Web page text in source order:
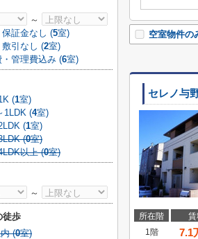
空室物件の
セレノ与
所在階 賃
1階
7.1
～
保証金なし (5室)
敷引なし (2室)
・管理費込み (6室)
(1室)
1LDK (4室)
(1室)
(0室)
以上 (0室)
～
徒歩
(0室)